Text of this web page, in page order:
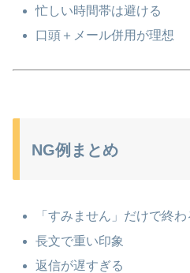
忙しい時間帯は避ける
口頭＋メール併用が理想
NG例まとめ
「すみません」だけで終わ
長文で重い印象
返信が遅すぎる